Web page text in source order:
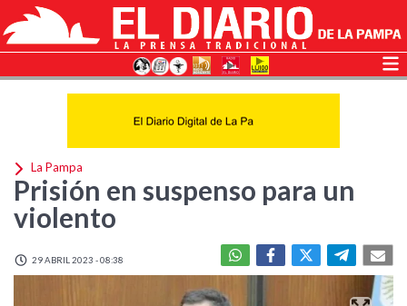
La Pampa
Prisión en suspenso para un
violento
29 ABRIL 2023 - 08:38